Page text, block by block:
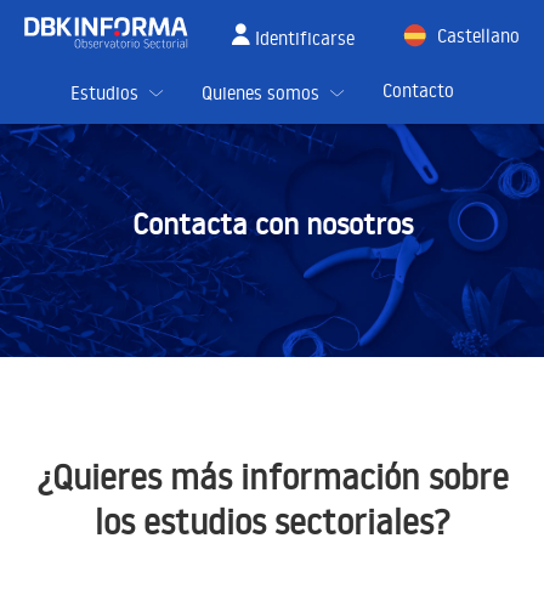
Identificarse
Castellano
Estudios
Quienes somos Contacto
Contacta con nosotros
¿Quieres más información sobre
los estudios sectoriales?